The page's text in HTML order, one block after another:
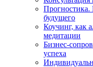
Прогностика.
будущего
Коучинг, как
медитации
Бизнес-
успеха